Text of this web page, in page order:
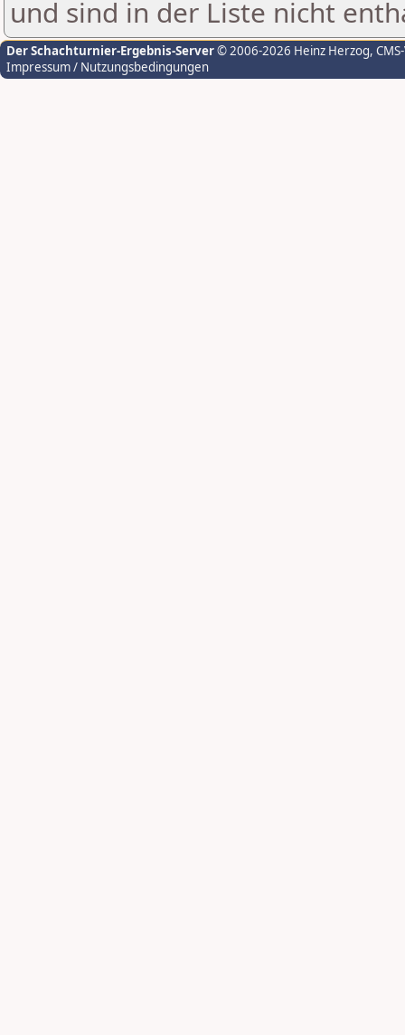
und sind in der Liste nicht
Der Schachturnier-Ergebnis-Server© 2006-2026 Heinz Herzog,
Impressum / Nutzungsbedingungen